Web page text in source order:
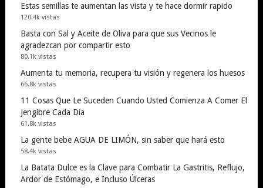
Estas semillas te aumentan las vista y te hace dormir rapido
120.4k vistas
Basta con Sal y Aceite de Oliva para que sus Vecinos le
agradezcan por compartir esto
80.1k vistas
Aumenta tu memoria, recupera tu visión y regenera los huesos
66.8k vistas
11 Cosas Que Le Suceden Cuando Usted Comienza A Comer El
Jengibre Cada Día
61.8k vistas
La gente bebe AGUA DE LIMÓN, sin saber que hará esto
58.4k vistas
La Batata Dulce es la Clave para Combatir La Gastritis, Reflujo,
Ardor de Estómago, e Incluso Úlceras